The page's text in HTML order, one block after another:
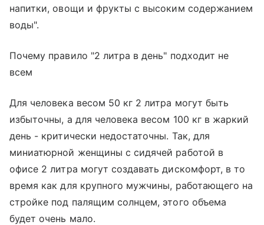
напитки, овощи и фрукты с высоким содержанием
воды".
Почему правило "2 литра в день" подходит не
всем
Для человека весом 50 кг 2 литра могут быть
избыточны, а для человека весом 100 кг в жаркий
день - критически недостаточны. Так, для
миниатюрной женщины с сидячей работой в
офисе 2 литра могут создавать дискомфорт, в то
время как для крупного мужчины, работающего на
стройке под палящим солнцем, этого объема
будет очень мало.